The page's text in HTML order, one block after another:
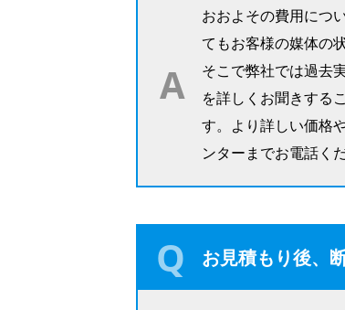
おおよその費用につ
てもお客様の媒体の
そこで弊社では過去
を詳しくお聞きする
す。より詳しい価格
ンターまでお電話く
お見積もり後、